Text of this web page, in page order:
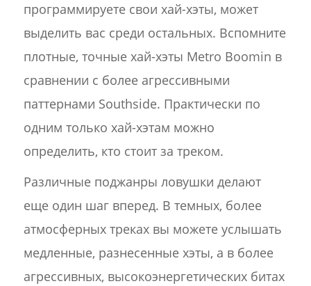
программируете свои хай-хэты, может
выделить вас среди остальных. Вспомните
плотные, точные хай-хэты Metro Boomin в
сравнении с более агрессивными
паттернами Southside. Практически по
одним только хай-хэтам можно
определить, кто стоит за треком.
Различные поджанры ловушки делают
еще один шаг вперед. В темных, более
атмосферных треках вы можете услышать
медленные, разнесенные хэты, а в более
агрессивных, высокоэнергетических битах